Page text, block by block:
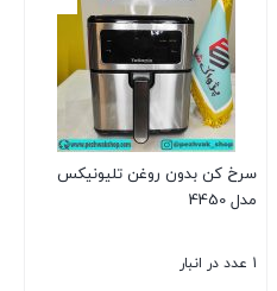
سرخ کن بدون روغن تلیونیکس
مدل 4450
1 عدد در انبار